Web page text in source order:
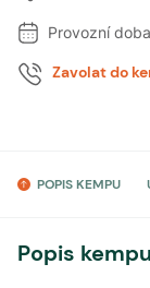
Provozní
Zavolat do
POPIS KEMPU
Popis kempu